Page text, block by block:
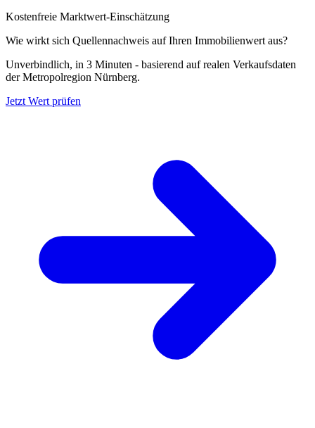
Kostenfreie Marktwert-Einschätzung
Wie wirkt sich Quellennachweis auf Ihren Immobilienwert aus?
Unverbindlich, in 3 Minuten - basierend auf realen Verkaufsdaten
der Metropolregion Nürnberg.
Jetzt Wert prüfen